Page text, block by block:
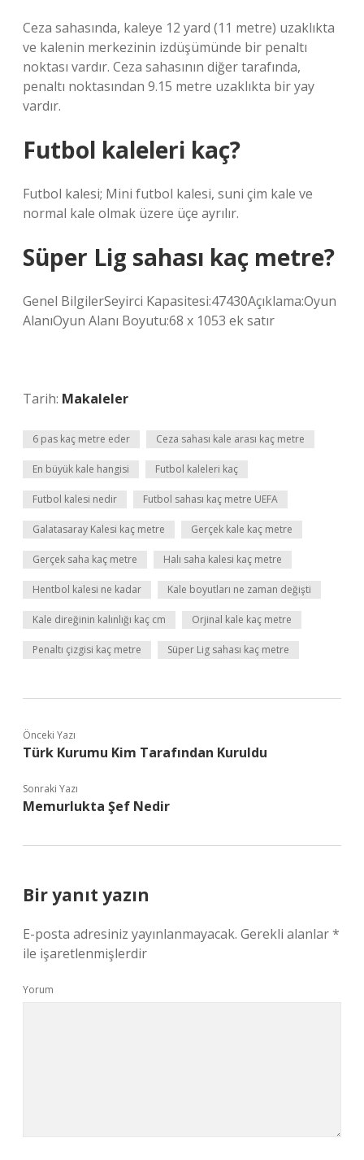
Ceza sahasında, kaleye 12 yard (11 metre) uzaklıkta
ve kalenin merkezinin izdüşümünde bir penaltı
noktası vardır. Ceza sahasının diğer tarafında,
penaltı noktasından 9.15 metre uzaklıkta bir yay
vardır.
Futbol kaleleri kaç?
Futbol kalesi; Mini futbol kalesi, suni çim kale ve
normal kale olmak üzere üçe ayrılır.
Süper Lig sahası kaç metre?
Genel BilgilerSeyirci Kapasitesi:47430Açıklama:Oyun
AlanıOyun Alanı Boyutu:68 x 1053 ek satır
Tarih: Makaleler
6 pas kaç metre eder Ceza sahası kale arası kaç metre
En büyük kale hangisi Futbol kaleleri kaç
Futbol kalesi nedir Futbol sahası kaç metre UEFA
Galatasaray Kalesi kaç metre Gerçek kale kaç metre
Gerçek saha kaç metre Halı saha kalesi kaç metre
Hentbol kalesi ne kadar Kale boyutları ne zaman değişti
Kale direğinin kalınlığı kaç cm Orjinal kale kaç metre
Penaltı çizgisi kaç metre Süper Lig sahası kaç metre
Önceki Yazı
Türk Kurumu Kim Tarafından Kuruldu
Sonraki Yazı
Memurlukta Şef Nedir
Bir yanıt yazın
E-posta adresiniz yayınlanmayacak. Gerekli alanlar*
ile işaretlenmişlerdir
Yorum